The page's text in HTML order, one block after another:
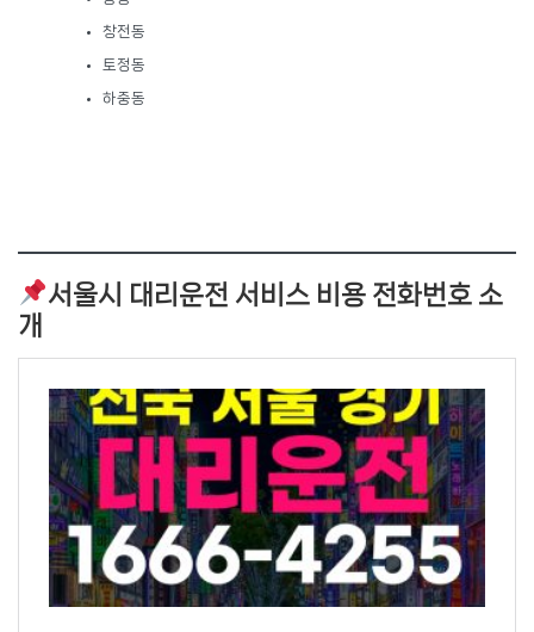
창전동
토정동
하중동
서울시 대리운전 서비스 비용 전화번호 소
개